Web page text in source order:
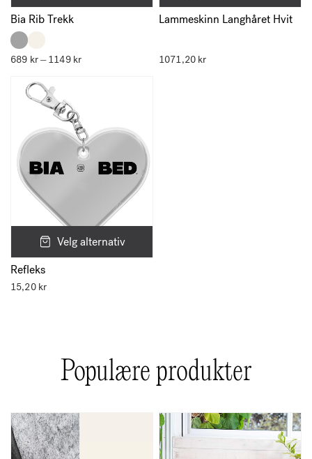
Bia Rib Trekk
689 kr– 1149 krPrisområde:
Lammeskinn Langhåret Hvit
1071,20 kr
Velg alternativ
Refleks
15,20 kr
Populære produkter